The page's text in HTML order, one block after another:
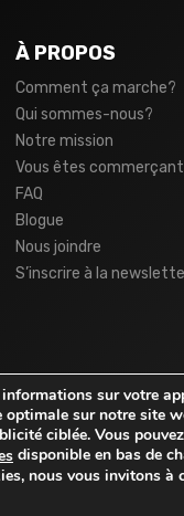
À PROPOS
Comment ça marche?
Qui sommes-nous?
Notre mission
Vous êtes
FAQ
Blogue
Nous joindre
S’inscrire à la
sur votre
sur notre site
ciblée. Vous
disponible en bas de
nous vous invitons à